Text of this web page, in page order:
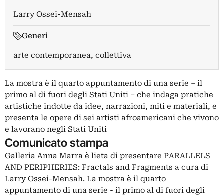
Larry Ossei-Mensah
Generi
arte contemporanea, collettiva
La mostra è il quarto appuntamento di una serie – il
primo al di fuori degli Stati Uniti – che indaga pratiche
artistiche indotte da idee, narrazioni, miti e materiali, e
presenta le opere di sei artisti afroamericani che vivono
e lavorano negli Stati Uniti
Comunicato stampa
Galleria Anna Marra è lieta di presentare PARALLELS
AND PERIPHERIES: Fractals and Fragments a cura di
Larry Ossei-Mensah. La mostra è il quarto
appuntamento di una serie - il primo al di fuori degli